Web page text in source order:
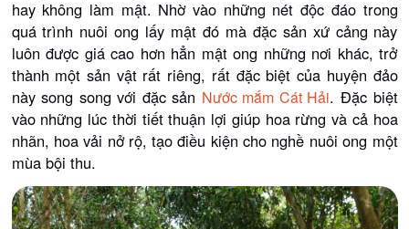
hay không làm mật. Nhờ vào những nét độc đáo trong
quá trình nuôi ong lấy mật đó mà đặc sản xứ cảng này
luôn được giá cao hơn hẳn mật ong những nơi khác, trở
thành một sản vật rất riêng, rất đặc biệt của huyện đảo
này song song với đặc sản Nước mắm Cát Hải. Đặc biệt
vào những lúc thời tiết thuận lợi giúp hoa rừng và cả hoa
nhãn, hoa vải nở rộ, tạo điều kiện cho nghề nuôi ong một
mùa bội thu.